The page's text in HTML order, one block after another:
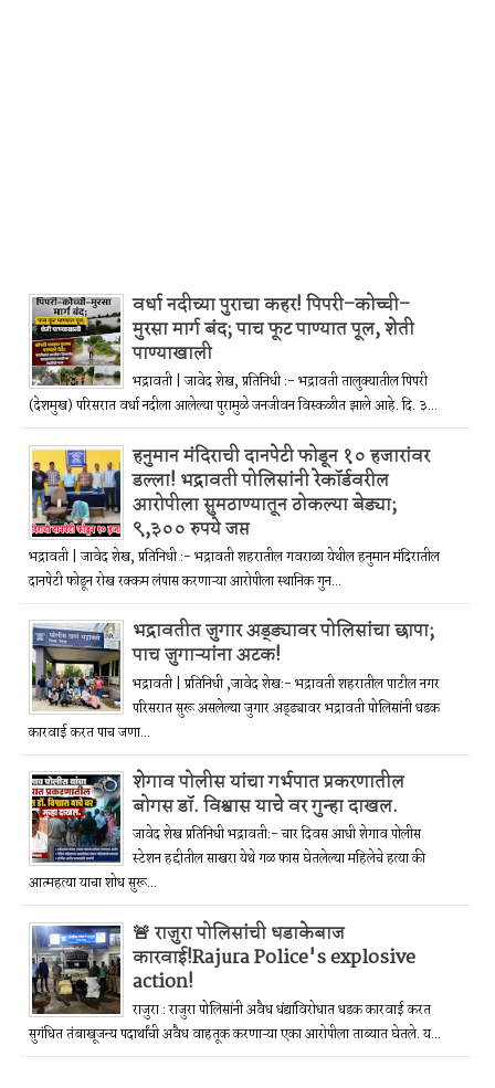
वर्धा नदीच्या पुराचा कहर! पिपरी–कोच्ची–
मुरसा मार्ग बंद; पाच फूट पाण्यात पूल, शेती
पाण्याखाली
भद्रावती | जावेद शेख, प्रतिनिधी :- भद्रावती तालुक्यातील पिपरी
(देशमुख) परिसरात वर्धा नदीला आलेल्या पुरामुळे जनजीवन विस्कळीत झाले आहे. दि. ३...
हनुमान मंदिराची दानपेटी फोडून १० हजारांवर
डल्ला! भद्रावती पोलिसांनी रेकॉर्डवरील
आरोपीला सुमठाण्यातून ठोकल्या बेड्या;
९,३०० रुपये जप्त
भद्रावती | जावेद शेख, प्रतिनिधी :- भद्रावती शहरातील गवराळा येथील हनुमान मंदिरातील
दानपेटी फोडून रोख रक्कम लंपास करणाऱ्या आरोपीला स्थानिक गुन...
भद्रावतीत जुगार अड्ड्यावर पोलिसांचा छापा;
पाच जुगाऱ्यांना अटक!
भद्रावती | प्रतिनिधी ,जावेद शेख:- भद्रावती शहरातील पाटील नगर
परिसरात सुरू असलेल्या जुगार अड्ड्यावर भद्रावती पोलिसांनी धडक
कारवाई करत पाच जणा...
शेगाव पोलीस यांचा गर्भपात प्रकरणातील
बोगस डॉ. विश्वास याचे वर गुन्हा दाखल.
जावेद शेख प्रतिनिधी भद्रावती:- चार दिवस आधी शेगाव पोलीस
स्टेशन हद्दीतील साखरा येथे गळ फास घेतलेल्या महिलेचे हत्या की
आत्महत्या याचा शोध सुरू...
🚨 राजुरा पोलिसांची धडाकेबाज
कारवाई!Rajura Police's explosive
action!
राजुरा : राजुरा पोलिसांनी अवैध धंद्यांविरोधात धडक कारवाई करत
सुगंधित तंबाखूजन्य पदार्थांची अवैध वाहतूक करणाऱ्या एका आरोपीला ताब्यात घेतले. य...